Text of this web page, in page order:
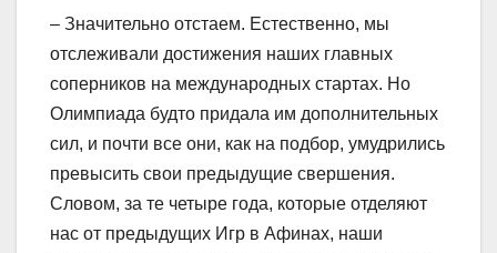
– Значительно отстаем. Естественно, мы
отслеживали достижения наших главных
соперников на международных стартах. Но
Олимпиада будто придала им дополнительных
сил, и почти все они, как на подбор, умудрились
превысить свои предыдущие свершения.
Словом, за те четыре года, которые отделяют
нас от предыдущих Игр в Афинах, наши